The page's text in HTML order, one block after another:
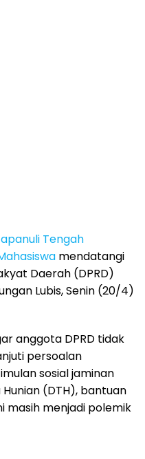
Tengah
mendatangi
Daerah (DPRD)
Lubis, Senin (20/4)
anggota DPRD tidak
persoalan
sosial jaminan
(DTH), bantuan
masih menjadi polemik